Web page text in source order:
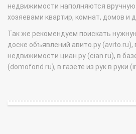
недвижимости наполняются
хозяевами квартир, комнат, домов и
Так же рекомендуем поискать
доске объявлений авито.ру (avito.ru),
недвижимости циан.ру (cian.ru), в
(domofond.ru), в газете из рук в руки